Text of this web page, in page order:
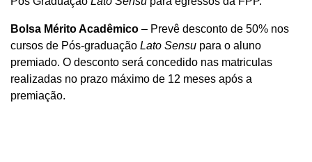
Bolsa Mérito Acadêmico – Prevê desconto de 50% nos
cursos de Pós-graduação Lato Sensu para o aluno
premiado. O desconto será concedido nas matriculas
realizadas no prazo máximo de 12 meses após a
premiação.